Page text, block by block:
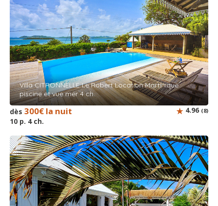
Villa CITRONNELLE Le Robert Location Martinique
piscine et vue mer 4 ch.
dès 300€ la nuit
10 p. 4 ch.
4.96 (8)